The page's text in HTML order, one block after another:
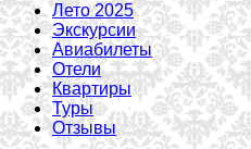
Лето 2025
Экскурсии
Авиабилеты
Отели
Квартиры
Туры
Отзывы